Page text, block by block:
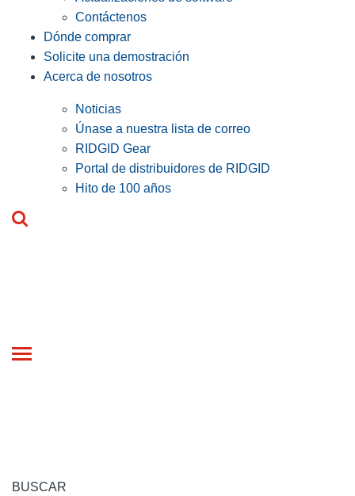
Contáctenos
Dónde comprar
Solicite una demostración
Acerca de nosotros
Noticias
Únase a nuestra lista de correo
RIDGID Gear
Portal de distribuidores de RIDGID
Hito de 100 años
Toggle
BUSCAR